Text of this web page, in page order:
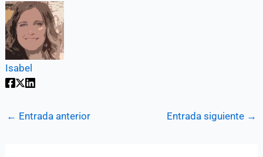
Isabel
← Entrada anterior Entrada siguiente →